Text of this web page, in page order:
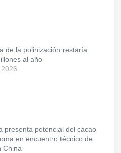
de la polinización restaría
al año
presenta potencial del cacao
en encuentro técnico de
China